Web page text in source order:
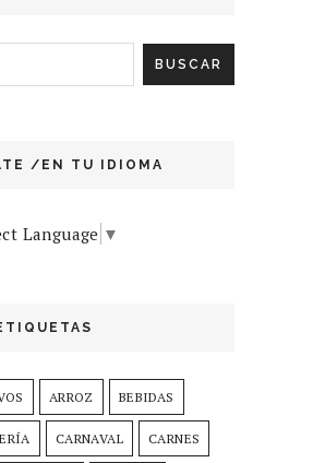
/EN TU IDIOMA
Language ▼
ARROZ BEBIDAS
CARNAVAL CARNES